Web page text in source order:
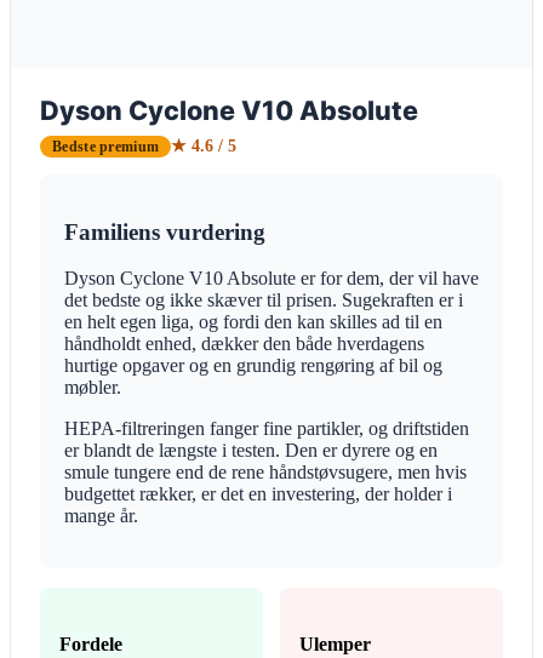
Dyson Cyclone V10 Absolute
Bedste premium ★ 4.6 / 5
Familiens vurdering
Dyson Cyclone V10 Absolute er for dem, der vil have
det bedste og ikke skæver til prisen. Sugekraften er i
en helt egen liga, og fordi den kan skilles ad til en
håndholdt enhed, dækker den både hverdagens
hurtige opgaver og en grundig rengøring af bil og
møbler.
HEPA-filtreringen fanger fine partikler, og driftstiden
er blandt de længste i testen. Den er dyrere og en
smule tungere end de rene håndstøvsugere, men hvis
budgettet rækker, er det en investering, der holder i
mange år.
Fordele Ulemper